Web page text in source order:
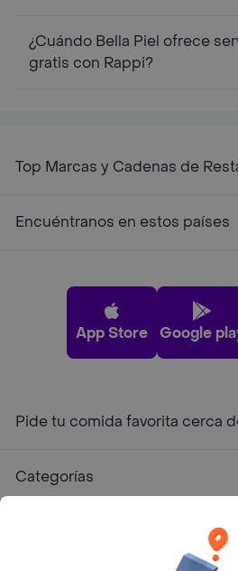
¿Cuándo Bella Piel ofrece
gratis con Rappi?
Top Marcas y Cadenas de
Encuéntranos en estos países
App Store Google
Pide tu comida favorita cerca
Categorías